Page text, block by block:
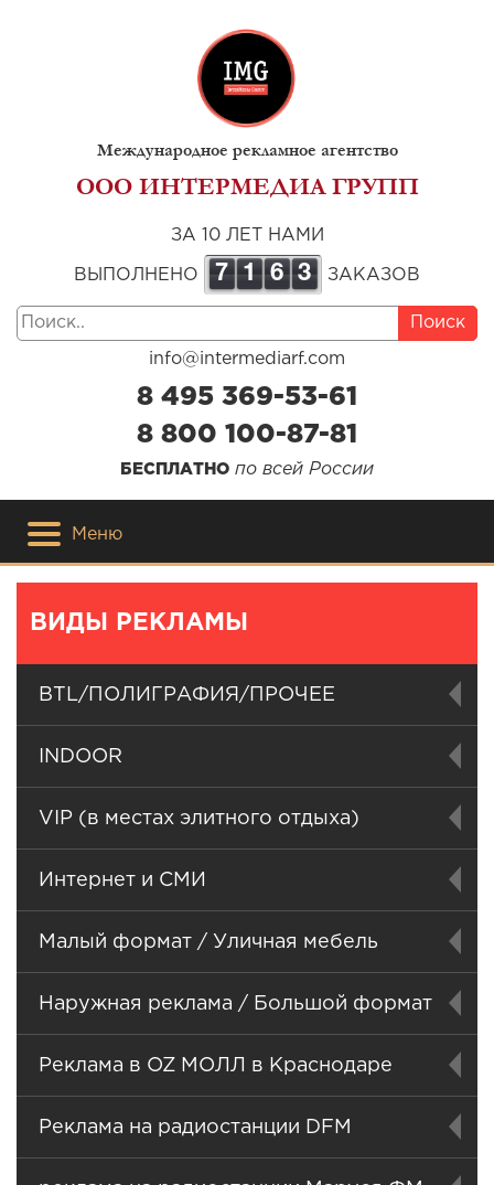
Международное рекламное агентство
ООО ИНТЕРМЕДИА ГРУПП
ЗА 10 ЛЕТ НАМИ
ВЫПОЛНЕНО 7 1 6 3 ЗАКАЗОВ
Поиск
info@intermediarf.com
8 495 369-53-61
8 800 100-87-81
БЕСПЛАТНО по всей России
Меню
ВИДЫ РЕКЛАМЫ
BTL/ПОЛИГРАФИЯ/ПРОЧЕЕ
INDOOR
VIP (в местах элитного отдыха)
Интернет и СМИ
Малый формат / Уличная мебель
Наружная реклама / Большой формат
Реклама в OZ МОЛЛ в Краснодаре
Реклама на радиостанции DFM